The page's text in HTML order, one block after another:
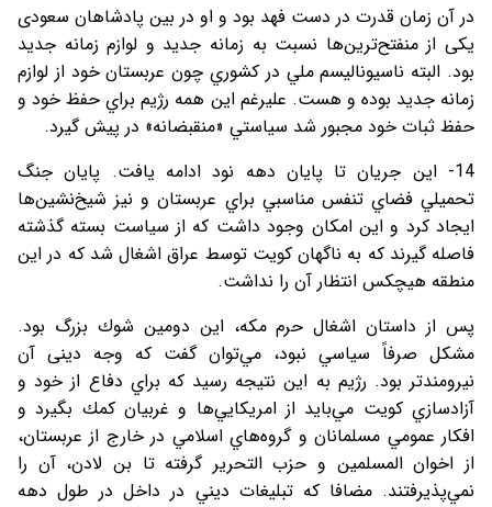
در آن زمان قدرت در دست فهد بود و او در بین پادشاهان سعودی
یکی از منفتح‌ترين‌ها نسبت به زمانه جديد و لوازم زمانه جديد
بود. البته ناسيوناليسم ملي در كشوري چون عربستان خود از لوازم
زمانه جديد بوده و هست. عليرغم اين همه رژيم براي حفظ خود و
حفظ ثبات خود مجبور شد سياستي «منقبضانه» در پيش گيرد.
14- اين جريان تا پايان دهه نود ادامه يافت. پايان جنگ
تحميلي فضاي تنفس مناسبي براي عربستان و نيز شيخ‌نشين‌ها
ايجاد كرد و اين امكان وجود داشت كه از سياست بسته گذشته
فاصله گيرند كه به ناگهان كويت توسط عراق اشغال شد كه در اين
منطقه هيچكس انتظار آن را نداشت.
پس از داستان اشغال حرم مكه، اين دومين شوك بزرگ بود.
مشكل صرفاً سياسي نبود، مي‌توان گفت كه وجه دینی آن
نيرومندتر بود. رژيم به اين نتيجه رسيد كه براي دفاع از خود و
آزادسازي كويت مي‌بايد از امريكايي‌ها و غربيان كمك بگيرد و
افكار عمومي مسلمانان و گروه‌هاي اسلامي در خارج از عربستان،
از اخوان المسلمين و حزب التحرير گرفته تا بن لادن، آن را
نمي‌پذيرفتند. مضافا که تبليغات ديني در داخل در طول دهه